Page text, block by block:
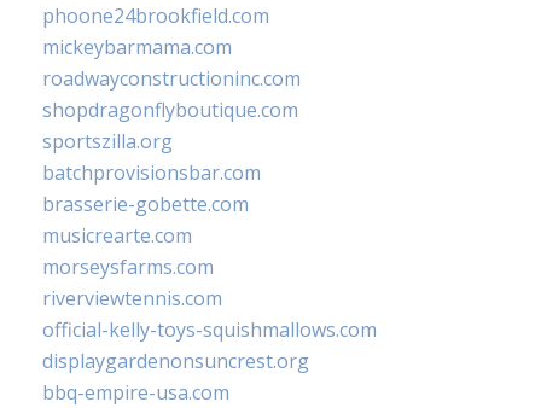
phoone24brookfield.com
mickeybarmama.com
roadwayconstructioninc.com
shopdragonflyboutique.com
sportszilla.org
batchprovisionsbar.com
brasserie-gobette.com
musicrearte.com
morseysfarms.com
riverviewtennis.com
official-kelly-toys-squishmallows.com
displaygardenonsuncrest.org
bbq-empire-usa.com